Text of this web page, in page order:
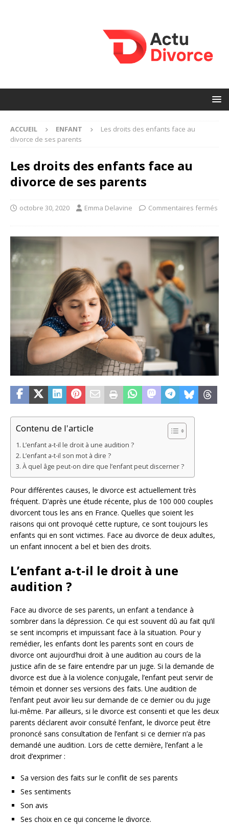
ACCUEIL ENFANT
Les droits des enfants face au
divorce de ses parents
Les droits des enfants face au
divorce de ses parents
octobre 30, 2020 Emma Delavine Commentaires fermés
Contenu de l'article
L’enfant a-t-il le droit à une audition ?
L’enfant a-t-il son mot à dire ?
À quel âge peut-on dire que l’enfant peut discerner ?
Pour différentes causes, le divorce est actuellement très
fréquent. D’après une étude récente, plus de 100 000 couples
divorcent tous les ans en France. Quelles que soient les
raisons qui ont provoqué cette rupture, ce sont toujours les
enfants qui en sont victimes. Face au divorce de deux adultes,
un enfant innocent a bel et bien des droits.
L’enfant a-t-il le droit à une
audition ?
Face au divorce de ses parents, un enfant a tendance à
sombrer dans la dépression. Ce qui est souvent dû au fait qu’il
se sent incompris et impuissant face à la situation. Pour y
remédier, les enfants dont les parents sont en cours de
divorce ont aujourd’hui droit à une audition au cours de la
justice afin de se faire entendre par un juge. Si la demande de
divorce est due à la violence conjugale, l’enfant peut servir de
témoin et donner ses versions des faits. Une audition de
l’enfant peut avoir lieu sur demande de ce dernier ou du juge
lui-même. Par ailleurs, si le divorce est consenti et que les deux
parents déclarent avoir consulté l’enfant, le divorce peut être
prononcé sans consultation de l’enfant si ce dernier n’a pas
demandé une audition. Lors de cette dernière, l’enfant a le
droit d’exprimer :
Sa version des faits sur le conflit de ses parents
Ses sentiments
Son avis
Ses choix en ce qui concerne le divorce.